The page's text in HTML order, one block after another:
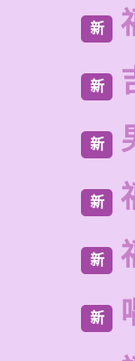
新
新
新
新
新
新